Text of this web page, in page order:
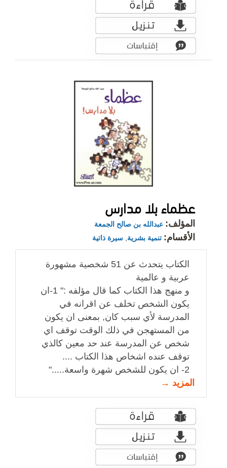
عظماء بلا مدارس
المؤلف: عبدالله بن صالح الجمعة
الأقسام: تنمية بشرية سيرة ذاتية
الكتاب يتحدث عن 51 شخصية مشهورة
عربية و عالمية
و منهج هذا الكتاب كما قال مؤلفه :" 1-ان
يكون الشخص تخلف عن اقرانه في
المدرسة لأي سبب كان, بمعنى ان يكون
من المستهجن في ذلك الوقت توقف اي
شخص عن المدرسة عند حد معين كالذي
توقف عنده اشخاص هذا الكتاب ....
2- ان يكون للشخص شهرة واسعة....."
المزيد →